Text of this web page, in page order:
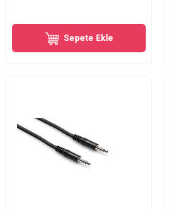
Sepete Ekle